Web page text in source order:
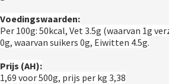
Voedingswaarden:
Per 100g: 50kcal, Vet 3.5g (waarvan 1g
0g, waarvan suikers 0g, Eiwitten 4.5g.
Prijs (AH):
1,69 voor 500g, prijs per kg 3,38